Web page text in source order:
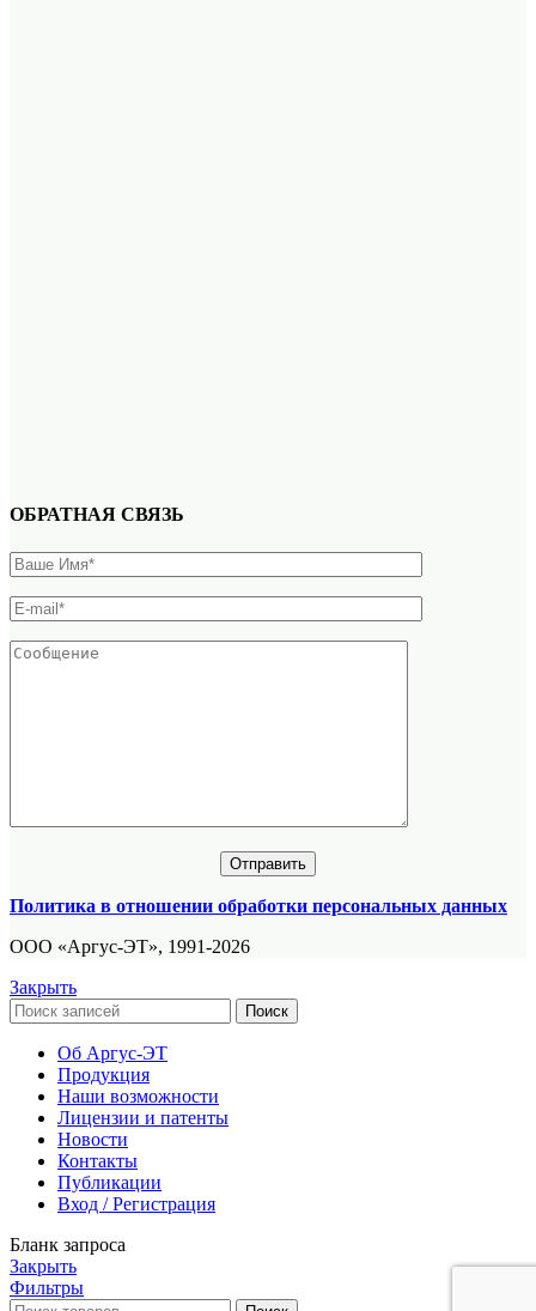
ОБРАТНАЯ СВЯЗЬ
Политика в отношении обработки персональных данных
ООО «Аргус-ЭТ», 1991-2026
Закрыть
Поиск
Об Аргус-ЭТ
Продукция
Наши возможности
Лицензии и патенты
Новости
Контакты
Публикации
Вход / Регистрация
Бланк запроса
Закрыть
Фильтры